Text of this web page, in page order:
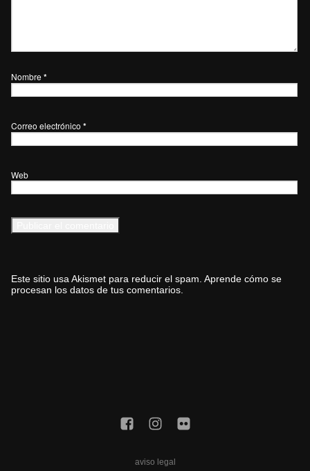
Nombre *
Correo electrónico *
Web
Este sitio usa Akismet para reducir el spam. Aprende cómo se
procesan los datos de tus comentarios.
aviso legal